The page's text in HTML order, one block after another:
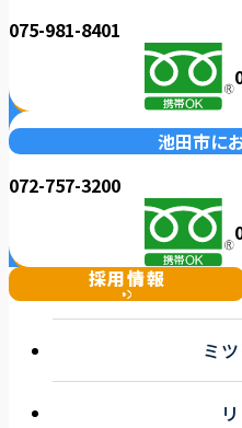
075-981-8401
池田市に
072-757-3200
採用情報
ミ